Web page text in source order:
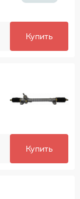
Купить
Купить